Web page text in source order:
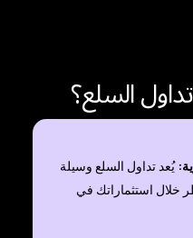
السلع؟
يُعد تداول السلع وسيلة
خلال استثماراتك في